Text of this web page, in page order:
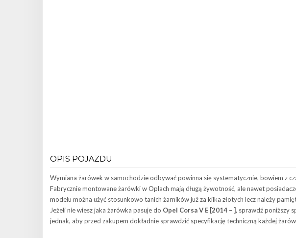
OPIS POJAZDU
Wymiana żarówek w samochodzie odbywać powinna się systematycznie, bowiem z
Fabrycznie montowane żarówki w Oplach mają długą żywotność, ale nawet
modelu można użyć stosunkowo tanich żarników już za kilka złotych lecz należy
Jeżeli nie wiesz jaka żarówka pasuje do Opel Corsa V E [2014 – ], sprawdź poniższy
jednak, aby przed zakupem dokładnie sprawdzić specyfikację techniczną każdej